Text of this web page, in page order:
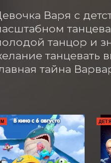
Варя с
танцор и
танцевать
тайна